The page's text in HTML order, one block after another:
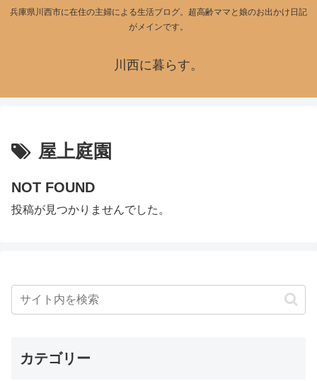
兵庫県川西市に在住の主婦による生活ブログ。超高齢ママと娘のお出かけ日記
がメインです。
川西に暮らす。
屋上庭園
NOT FOUND
投稿が見つかりませんでした。
カテゴリー